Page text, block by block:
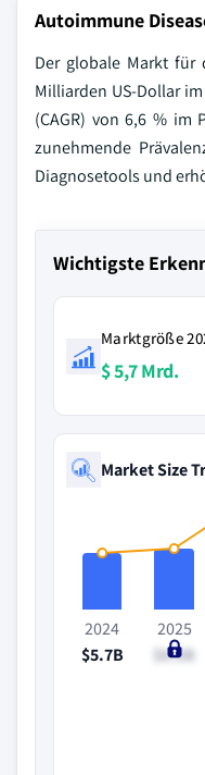
Autoimmune
Der globale Markt für
Milliarden US-Dollar
(CAGR) von 6,6 %
zunehmende
Diagnosetools und
Wichtigste
Marktgröße
$ 5,7 Mrd.
Market Size
2024
$5.7B
2025
$6.2B